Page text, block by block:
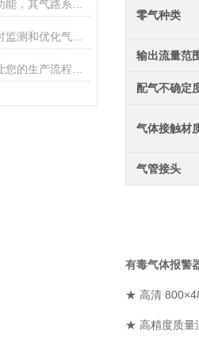
气体动态配气仪：实时监测和优化气体流动的关键工具
零气种类
输出流量范
配气不确定
气体接触材
气管接头
有毒气体报警
★ 高清
★ 高精度质量